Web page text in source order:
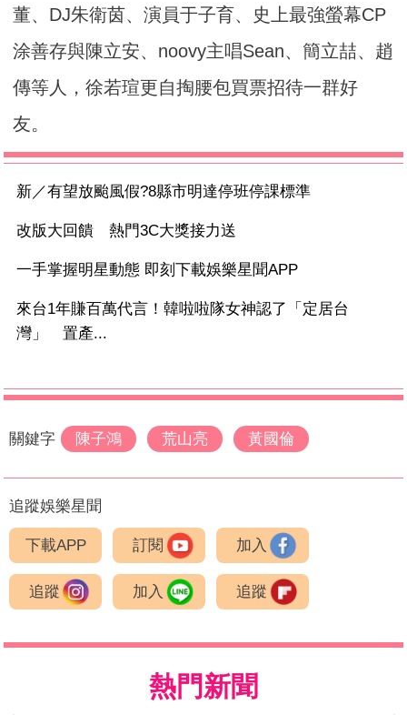
董、DJ朱衛茵、演員于子育、史上最強螢幕CP
涂善存與陳立安、noovy主唱Sean、簡立喆、趙
傳等人，徐若瑄更自掏腰包買票招待一群好
友。
新／有望放颱風假?8縣市明達停班停課標準
改版大回饋 熱門3C大獎接力送
一手掌握明星動態 即刻下載娛樂星聞APP
來台1年賺百萬代言！韓啦啦隊女神認了「定居台
灣」 置產...
關鍵字 陳子鴻 荒山亮 黃國倫
追蹤娛樂星聞
下載APP 訂閱 加入
追蹤 加入 追蹤
熱門新聞